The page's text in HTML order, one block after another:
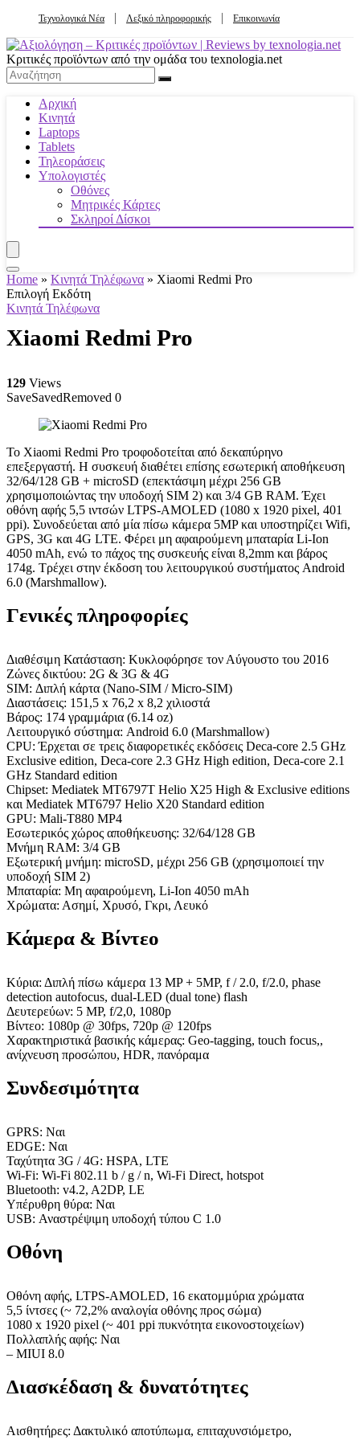
Τεχνολογικά Νέα Λεξικό πληροφορικής Επικοινωνία
Κριτικές προϊόντων από την ομάδα του texnologia.net
Αρχική
Κινητά
Laptops
Tablets
Τηλεοράσεις
Υπολογιστές
Οθόνες
Μητρικές Κάρτες
Σκληροί Δίσκοι
Home » Κινητά Τηλέφωνα » Xiaomi Redmi Pro
Επιλογή Εκδότη
Κινητά Τηλέφωνα
Xiaomi Redmi Pro
129 Views
SaveSavedRemoved 0
Το Xiaomi Redmi Pro τροφοδοτείται από δεκαπύρηνο
επεξεργαστή. Η συσκευή διαθέτει επίσης εσωτερική αποθήκευση
32/64/128 GB + microSD (επεκτάσιμη μέχρι 256 GB
χρησιμοποιώντας την υποδοχή SIM 2) και 3/4 GB RAM. Έχει
οθόνη αφής 5,5 ιντσών LTPS-AMOLED (1080 x 1920 pixel, 401
ppi). Συνοδεύεται από μία πίσω κάμερα 5MP και υποστηρίζει Wifi,
GPS, 3G και 4G LTE. Φέρει μη αφαιρούμενη μπαταρία Li-Ion
4050 mAh, ενώ το πάχος της συσκευής είναι 8,2mm και βάρος
174g. Τρέχει στην έκδοση του λειτουργικού συστήματος Android
6.0 (Marshmallow).
Γενικές πληροφορίες
Διαθέσιμη Κατάσταση: Κυκλοφόρησε τον Αύγουστο του 2016
Ζώνες δικτύου: 2G & 3G & 4G
SIM: Διπλή κάρτα (Nano-SIM / Micro-SIM)
Διαστάσεις: 151,5 x 76,2 x 8,2 χιλιοστά
Βάρος: 174 γραμμάρια (6.14 oz)
Λειτουργικό σύστημα: Android 6.0 (Marshmallow)
CPU: Έρχεται σε τρεις διαφορετικές εκδόσεις Deca-core 2.5 GHz
Exclusive edition, Deca-core 2.3 GHz High edition, Deca-core 2.1
GHz Standard edition
Chipset: Mediatek MT6797T Helio X25 High & Exclusive editions
και Mediatek MT6797 Helio X20 Standard edition
GPU: Mali-T880 MP4
Εσωτερικός χώρος αποθήκευσης: 32/64/128 GB
Μνήμη RAM: 3/4 GB
Εξωτερική μνήμη: microSD, μέχρι 256 GB (χρησιμοποιεί την
υποδοχή SIM 2)
Μπαταρία: Μη αφαιρούμενη, Li-Ion 4050 mAh
Χρώματα: Ασημί, Χρυσό, Γκρι, Λευκό
Κάμερα & Βίντεο
Κύρια: Διπλή πίσω κάμερα 13 MP + 5MP, f / 2.0, f/2.0, phase
detection autofocus, dual-LED (dual tone) flash
Δευτερεύων: 5 MP, f/2,0, 1080p
Βίντεο: 1080p @ 30fps, 720p @ 120fps
Χαρακτηριστικά βασικής κάμερας: Geo-tagging, touch focus,,
ανίχνευση προσώπου, HDR, πανόραμα
Συνδεσιμότητα
GPRS: Ναι
EDGE: Ναι
Ταχύτητα 3G / 4G: HSPA, LTE
Wi-Fi: Wi-Fi 802.11 b / g / n, Wi-Fi Direct, hotspot
Bluetooth: v4.2, A2DP, LE
Υπέρυθρη θύρα: Ναι
USB: Αναστρέψιμη υποδοχή τύπου C 1.0
Οθόνη
Οθόνη αφής, LTPS-AMOLED, 16 εκατομμύρια χρώματα
5,5 ίντσες (~ 72,2% αναλογία οθόνης προς σώμα)
1080 x 1920 pixel (~ 401 ppi πυκνότητα εικονοστοιχείων)
Πολλαπλής αφής: Ναι
– MIUI 8.0
Διασκέδαση & δυνατότητες
Αισθητήρες: Δακτυλικό αποτύπωμα, επιταχυνσιόμετρο,